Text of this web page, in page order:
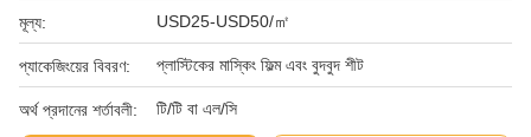
মূল্য: USD25-USD50/㎡
প্যাকেজিংয়ের বিবরণ: প্লাস্টিকের মাস্কিং ফিল্ম এবং বুদবুদ শীট
অর্থ প্রদানের শর্তাবলী: টি/টি বা এল/সি